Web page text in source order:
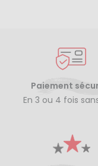
Paiement
En 3 ou 4 fois